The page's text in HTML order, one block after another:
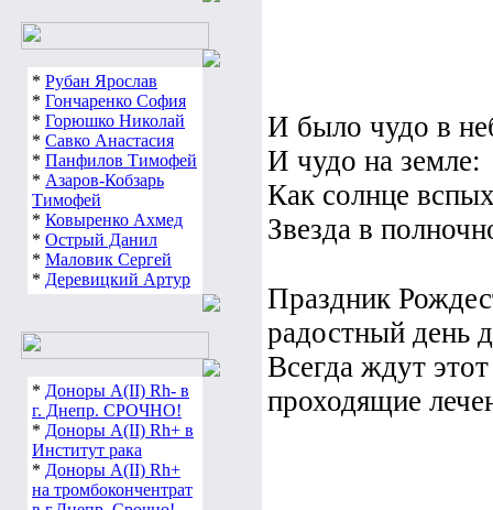
* Рубан Ярослав
* Гончаренко София
* Горюшко Николай
* Савко Анастасия
* Панфилов Тимофей
* Азаров-Кобзарь
Тимофей
* Ковыренко Ахмед
* Острый Данил
* Маловик Сергей
* Деревицкий Артур
* Доноры А(ІІ) Rh- в
г. Днепр. СРОЧНО!
* Доноры А(ІІ) Rh+ в
Институт рака
* Доноры А(ІІ) Rh+
на тромбокончентрат
И было чудо в
И чудо на земле:
Как солнце
Звезда в
Праздник
радостный день
Всегда ждут
проходящие